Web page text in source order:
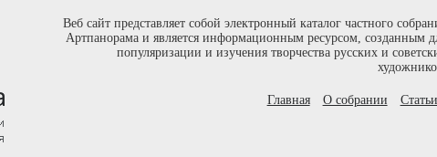
Веб сайт представляет собой электронный каталог частного
Артпанорама и является информационным ресурсом, созданным
популяризации и изучения творчества русских и
Главная О собрании Статьи